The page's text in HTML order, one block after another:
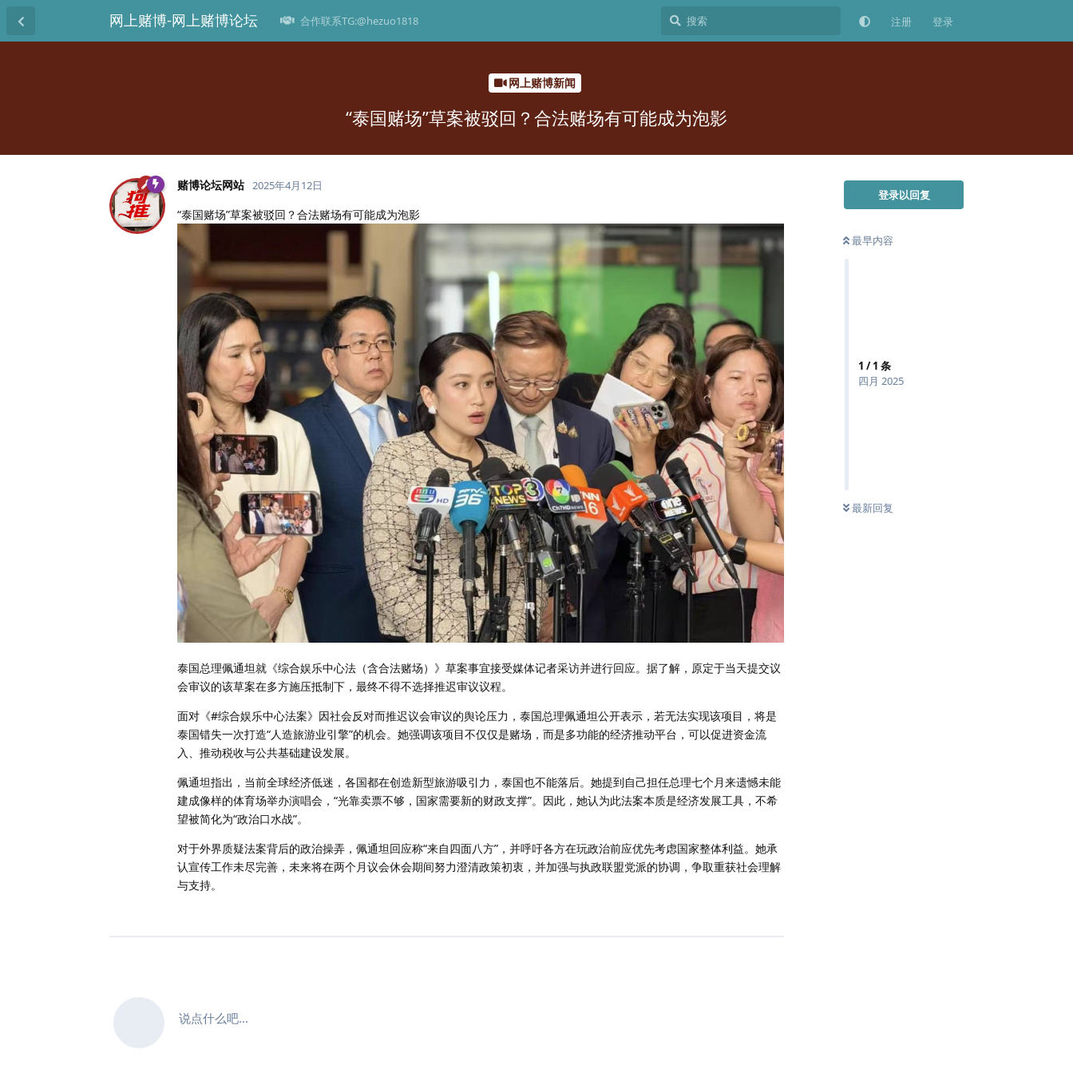
网上赌博-网上赌博论坛 合作联系TG:@hezuo1818 注册 登录
网上赌博新闻
“泰国赌场”草案被驳回？合法赌场有可能成为泡影
登录以回复
最早内容
1 /1 条
四月 2025
最新回复
赌博论坛网站 2025年4月12日
“泰国赌场”草案被驳回？合法赌场有可能成为泡影
泰国总理佩通坦就《综合娱乐中心法（含合法赌场）》草案事宜接受媒体记者采访并进行回应。据了解，原定于当天提交议
会审议的该草案在多方施压抵制下，最终不得不选择推迟审议议程。
面对《#综合娱乐中心法案》因社会反对而推迟议会审议的舆论压力，泰国总理佩通坦公开表示，若无法实现该项目，将是
泰国错失一次打造“人造旅游业引擎”的机会。她强调该项目不仅仅是赌场，而是多功能的经济推动平台，可以促进资金流
入、推动税收与公共基础建设发展。
佩通坦指出，当前全球经济低迷，各国都在创造新型旅游吸引力，泰国也不能落后。她提到自己担任总理七个月来遗憾未能
建成像样的体育场举办演唱会，“光靠卖票不够，国家需要新的财政支撑”。因此，她认为此法案本质是经济发展工具，不希
望被简化为“政治口水战”。
对于外界质疑法案背后的政治操弄，佩通坦回应称“来自四面八方”，并呼吁各方在玩政治前应优先考虑国家整体利益。她承
认宣传工作未尽完善，未来将在两个月议会休会期间努力澄清政策初衷，并加强与执政联盟党派的协调，争取重获社会理解
与支持。
说点什么吧...